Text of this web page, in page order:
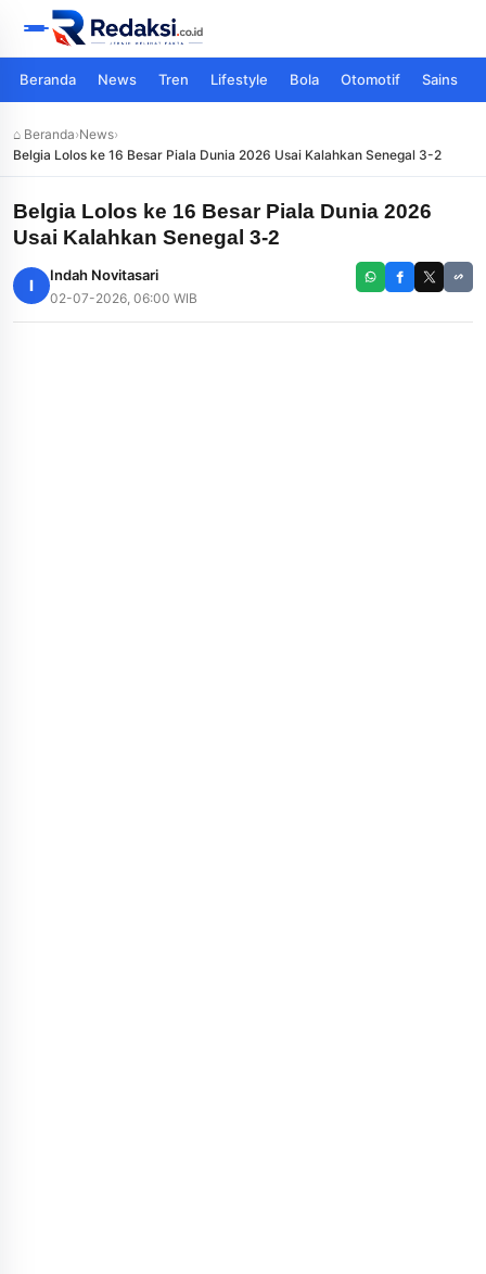
Beranda News Tren Lifestyle Bola Otomotif Sains
⌂ Beranda›News›
Belgia Lolos ke 16 Besar Piala Dunia 2026 Usai Kalahkan Senegal 3-2
Belgia Lolos ke 16 Besar Piala Dunia 2026
Usai Kalahkan Senegal 3-2
I
Indah Novitasari
02-07-2026, 06:00 WIB